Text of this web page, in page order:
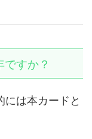
すか？
は本カードと